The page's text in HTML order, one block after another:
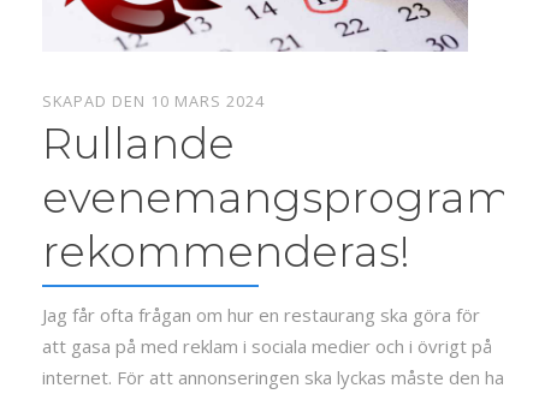
SKAPAD DEN 10 MARS 2024
Rullande
evenemangsprogram
rekommenderas!
Jag får ofta frågan om hur en restaurang ska göra för
att gasa på med reklam i sociala medier och i övrigt på
internet. För att annonseringen ska lyckas måste den ha